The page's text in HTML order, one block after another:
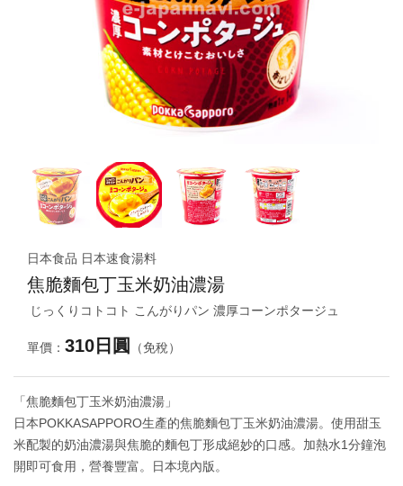
日本食品 日本速食湯料
焦脆麵包丁玉米奶油濃湯
じっくりコトコト こんがりパン 濃厚コーンポタージュ
單價： 310日圓 （免稅）
「焦脆麵包丁玉米奶油濃湯」
日本POKKASAPPORO生產的焦脆麵包丁玉米奶油濃湯。使用甜玉
米配製的奶油濃湯與焦脆的麵包丁形成絕妙的口感。加熱水1分鐘泡
開即可食用，營養豐富。日本境內版。